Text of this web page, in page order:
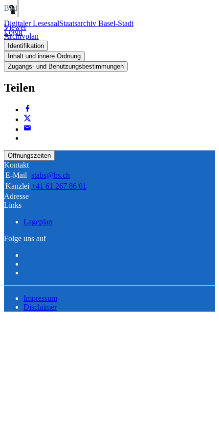
Digitaler LesesaalStaatsarchiv Basel-Stadt
Login
Bild
Viewer
Archivplan
Identifikation
Inhalt und innere Ordnung
Zugangs- und Benutzungsbestimmungen
Teilen
Öffnungszeiten
Kontakt
E-Mail stabs@bs.ch
Kanzlei +41 61 267 86 01
Adresse
Links
Lageplan
Folge uns auf
Impressum
Disclaimer